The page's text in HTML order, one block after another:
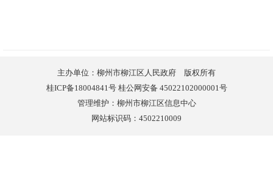
主办单位：柳州市柳江区人民政府 版权所有
桂ICP备18004841号 桂公网安备 45022102000001号
管理维护：柳州市柳江区信息中心
网站标识码：4502210009